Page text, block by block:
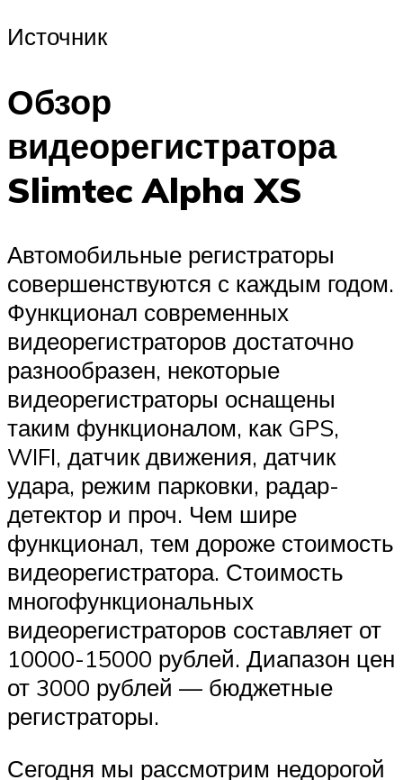
Источник
Обзор
видеорегистратора
Slimtec Alpha XS
Автомобильные регистраторы
совершенствуются с каждым годом.
Функционал современных
видеорегистраторов достаточно
разнообразен, некоторые
видеорегистраторы оснащены
таким функционалом, как GPS,
WIFI, датчик движения, датчик
удара, режим парковки, радар-
детектор и проч. Чем шире
функционал, тем дороже стоимость
видеорегистратора. Стоимость
многофункциональных
видеорегистраторов составляет от
10000-15000 рублей. Диапазон цен
от 3000 рублей — бюджетные
регистраторы.
Сегодня мы рассмотрим недорогой